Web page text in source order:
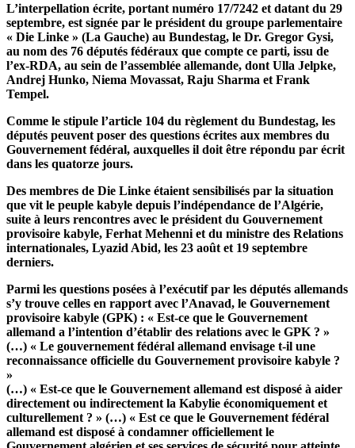
L’interpellation écrite, portant numéro 17/7242 et datant du 29
septembre, est signée par le président du groupe parlementaire
« Die Linke » (La Gauche) au Bundestag, le Dr. Gregor Gysi,
au nom des 76 députés fédéraux que compte ce parti, issu de
l’ex-RDA, au sein de l’assemblée allemande, dont Ulla Jelpke,
Andrej Hunko, Niema Movassat, Raju Sharma et Frank
Tempel.
Comme le stipule l’article 104 du règlement du Bundestag, les
députés peuvent poser des questions écrites aux membres du
Gouvernement fédéral, auxquelles il doit être répondu par écrit
dans les quatorze jours.
Des membres de Die Linke étaient sensibilisés par la situation
que vit le peuple kabyle depuis l’indépendance de l’Algérie,
suite à leurs rencontres avec le président du Gouvernement
provisoire kabyle, Ferhat Mehenni et du ministre des Relations
internationales, Lyazid Abid, les 23 août et 19 septembre
derniers.
Parmi les questions posées à l’exécutif par les députés allemands
s’y trouve celles en rapport avec l’Anavad, le Gouvernement
provisoire kabyle (GPK) : « Est-ce que le Gouvernement
allemand a l’intention d’établir des relations avec le GPK ? »
(…) « Le gouvernement fédéral allemand envisage t-il une
reconnaissance officielle du Gouvernement provisoire kabyle ?
»
(…) « Est-ce que le Gouvernement allemand est disposé à aider
directement ou indirectement la Kabylie économiquement et
culturellement ? » (…) « Est ce que le Gouvernement fédéral
allemand est disposé à condamner officiellement le